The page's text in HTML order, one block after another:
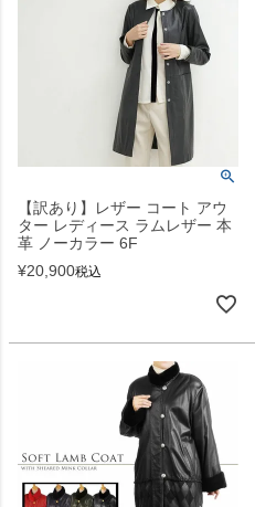
【訳あり】レザー コート アウ
ター レディース ラムレザー 本
革 ノーカラー 6F
¥20,900税込